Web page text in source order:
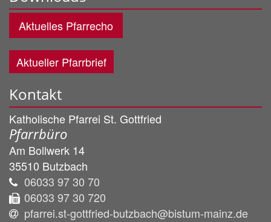
Aktuelles Pfarrecho
Aktueller Pfarrbrief
Kontakt
Katholische Pfarrei St. Gottfried
Pfarrbüro
Am Bollwerk 14
35510 Butzbach
06033 97 30 70
06033 97 30 720
pfarrei.st-gottfried-butzbach@bistum-mainz.de